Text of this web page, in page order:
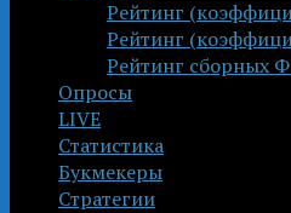
Рейтинг
Рейтинг
Рейтинг сборных
Опросы
LIVE
Статистика
Букмекеры
Стратегии